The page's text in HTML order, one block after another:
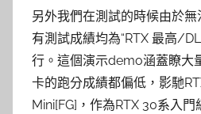
另外我們在測試的時候由於
有測試成績均為“RTX 最高/
行。這個演示demo涵蓋瞭大
卡的跑分成績都偏低，影馳
Mini[FG]，作為RTX 30系入